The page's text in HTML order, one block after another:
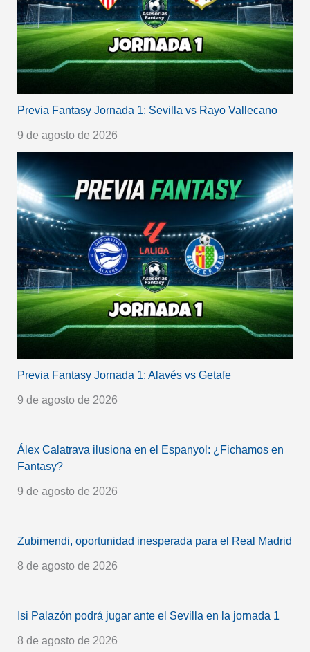
Previa Fantasy Jornada 1: Sevilla vs Rayo Vallecano
9 de agosto de 2026
Previa Fantasy Jornada 1: Alavés vs Getafe
9 de agosto de 2026
Álex Calatrava ilusiona en el Espanyol: ¿Fichamos en
Fantasy?
9 de agosto de 2026
Zubimendi, oportunidad inesperada para el Real Madrid
8 de agosto de 2026
Isi Palazón podrá jugar ante el Sevilla en la jornada 1
8 de agosto de 2026